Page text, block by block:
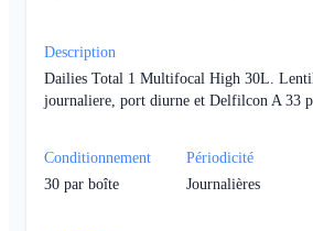
Description
Dailies Total 1 Multifocal High 30L.
journaliere, port diurne et Delfilcon A 33
Conditionnement
30 par boîte
Périodicité
Journalières